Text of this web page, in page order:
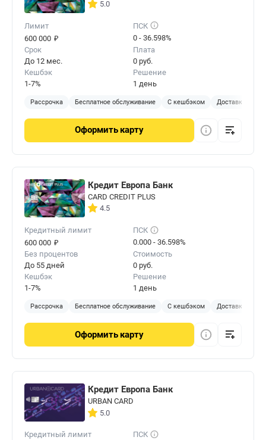
5.0
Лимит
600 000 ₽
ПСК
0 - 36.598%
Срок
До 12 мес.
Плата
0 руб.
Кешбэк
1-7%
Решение
1 день
Рассрочка Бесплатное обслуживание С кешбэком Доставка на
Оформить карту
Кредит Европа Банк
CARD CREDIT PLUS
4.5
Кредитный лимит
600 000 ₽
ПСК
0.000 - 36.598%
Без процентов
До 55 дней
Стоимость
0 руб.
Кешбэк
1-7%
Решение
1 день
Рассрочка Бесплатное обслуживание С кешбэком Доставка на
Оформить карту
Кредит Европа Банк
URBAN CARD
5.0
Кредитный лимит
ПСК